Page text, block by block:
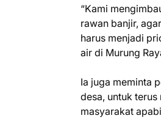
“Kami
rawan banjir,
harus menjadi
air di Murung
Ia juga meminta
desa, untuk
masyarakat